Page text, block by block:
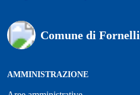
Comune di Fornelli
AMMINISTRAZIONE